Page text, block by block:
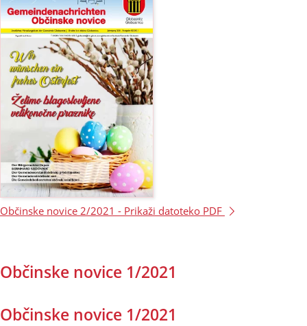
Občinske novice 2/2021 - Prikaži datoteko PDF
Občinske novice 1/2021
Občinske novice 1/2021